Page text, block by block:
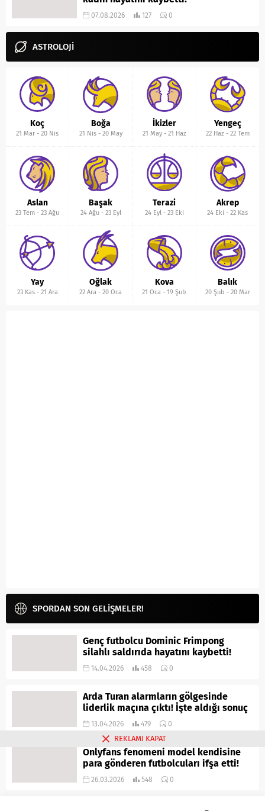
07.08.2026 127 0
ASTROLOJİ
Koç
21 Mar -20 Nis
Boğa
21 Nis- 20 May
İkizler
21 May- 21 Haz
Yengeç
22 Haz- 22 Tem
Aslan
23 Tem -23 Ağu
Başak
24 Ağu- 23 Eyl
Terazi
24 Eyl - 23 Eki
Akrep
24 Eki -22 Kas
Yay
23 Kas- 21 Ara
Oğlak
22 Ara -20 Oca
Kova
21 Oca -19 Şub
Balık
20 Şub - 20 Mar
SPORDAN SON GELİŞMELER!
Genç futbolcu Dominic Frimpong
silahlı saldırıda hayatını kaybetti!
14.04.2026 458 0
Arda Turan alarmların gölgesinde
liderlik maçına çıktı! İşte aldığı sonuç
13.04.2026 479 0
Onlyfans fenomeni model kendisine
para gönderen futbolcuları ifşa etti!
26.03.2026 548 0
REKLAMI KAPAT